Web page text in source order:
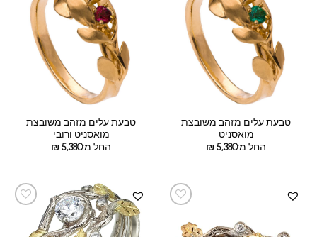
טבעת עלים מזהב משובצת
מואסניט
החל מ:
₪5,380
טבעת עלים מזהב משובצת
מואסניט ורובי
החל מ:
₪5,380